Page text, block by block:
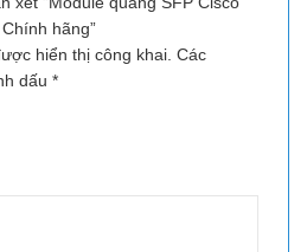
hãng”
hiển thị công khai. Các
dấu *